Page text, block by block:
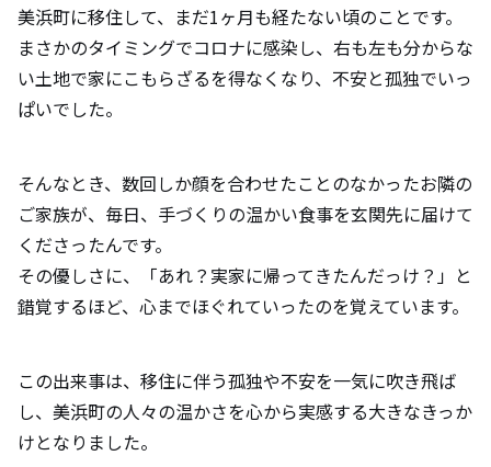
美浜町に移住して、まだ1ヶ月も経たない頃のことです。
まさかのタイミングでコロナに感染し、右も左も分からな
い土地で家にこもらざるを得なくなり、不安と孤独でいっ
ぱいでした。
そんなとき、数回しか顔を合わせたことのなかったお隣の
ご家族が、毎日、手づくりの温かい食事を玄関先に届けて
くださったんです。
その優しさに、「あれ？実家に帰ってきたんだっけ？」と
錯覚するほど、心までほぐれていったのを覚えています。
この出来事は、移住に伴う孤独や不安を一気に吹き飛ば
し、美浜町の人々の温かさを心から実感する大きなきっか
けとなりました。